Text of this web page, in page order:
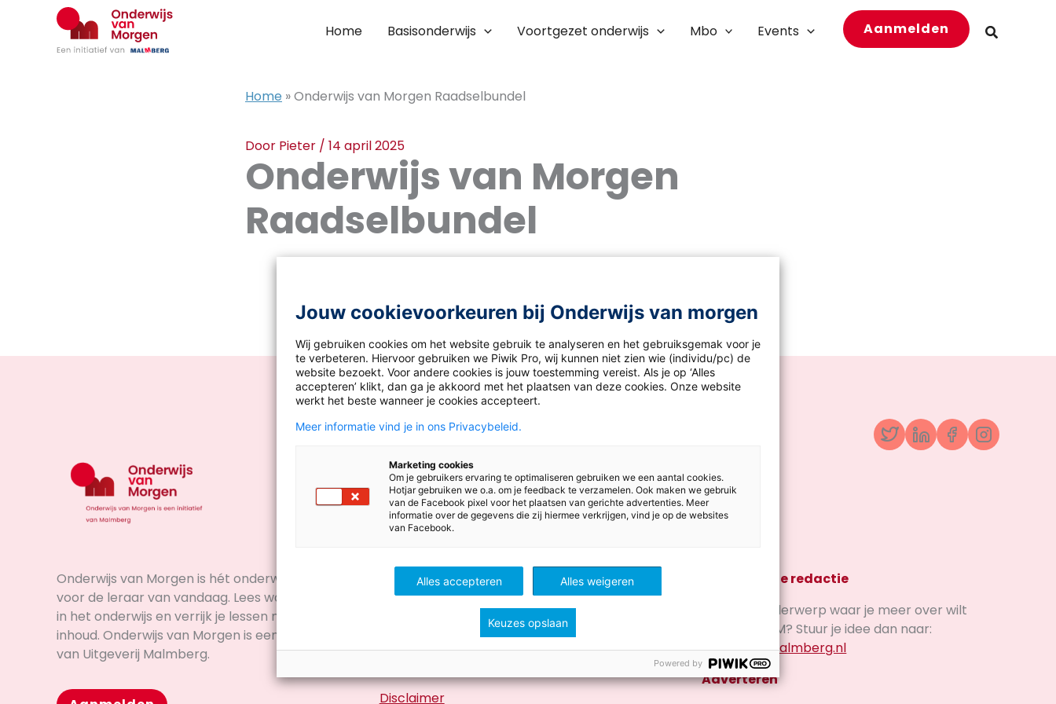
Home Basisonderwijs Voortgezet onderwijs Mbo Events Aanmelden Zoeken
Home »Onderwijs van Morgen Raadselbundel
Onderwijs van Morgen
Raadselbundel
Door Pieter / 14 april 2025
TwitterLinkedInFacebook
Onderwijs van Morgen is hét onderwijsplatform
voor de leraar van vandaag. Lees wat er speelt
in het onderwijs en verrijk je lessen met actuele
inhoud. Onderwijs van Morgen is een initiatief
van Uitgeverij Malmberg.
Handige links
Voortgezet onderwijs
Mbo
Disclaimer
Mail of tip de redactie
Is er een onderwerp waar je meer over wilt
lezen op OvM? Stuur je idee dan naar:
redactie@malmberg.nl
Adverteren
Jouw cookievoorkeuren bij Onderwijs van morgen
Wij gebruiken cookies om het website gebruik te analyseren en het gebruiksgemak voor je
te verbeteren. Hiervoor gebruiken we Piwik Pro, wij kunnen niet zien wie (individu/pc) de
website bezoekt. Voor andere cookies is jouw toestemming vereist. Als je op ‘Alles
accepteren’ klikt, dan ga je akkoord met het plaatsen van deze cookies. Onze website
werkt het beste wanneer je cookies accepteert.
Meer informatie vind je in ons Privacybeleid.
Marketing cookies
Om je gebruikers ervaring te optimaliseren gebruiken we een aantal cookies.
Hotjar gebruiken we o.a. om je feedback te verzamelen. Ook maken we gebruik
van de Facebook pixel voor het plaatsen van gerichte advertenties. Meer
informatie over de gegevens die zij hiermee verkrijgen, vind je op de websites
van Facebook.
Alles accepteren Alles weigeren
Keuzes opslaan
Powered by